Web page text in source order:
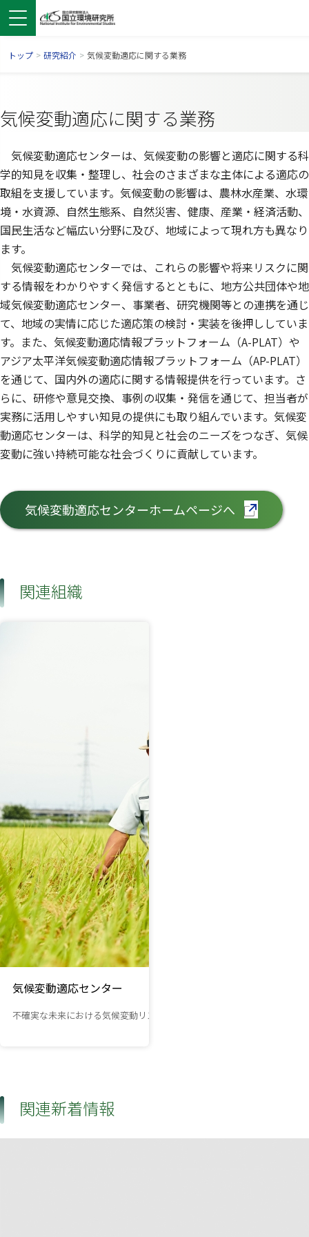
ウで開きます）
ンドウで開きます）
ウインドウで開きます）
トップ > 研究紹介 > 気候変動適応に関する業務
気候変動適応に関する業務
気候変動適応センターは、気候変動の影響と適応に関する科
学的知見を収集・整理し、社会のさまざまな主体による適応の
取組を支援しています。気候変動の影響は、農林水産業、水環
境・水資源、自然生態系、自然災害、健康、産業・経済活動、
国民生活など幅広い分野に及び、地域によって現れ方も異なり
ます。
気候変動適応センターでは、これらの影響や将来リスクに関
する情報をわかりやすく発信するとともに、地方公共団体や地
域気候変動適応センター、事業者、研究機関等との連携を通じ
て、地域の実情に応じた適応策の検討・実装を後押ししていま
す。また、気候変動適応情報プラットフォーム（A-PLAT）や
アジア太平洋気候変動適応情報プラットフォーム（AP-PLAT）
を通じて、国内外の適応に関する情報提供を行っています。さ
らに、研修や意見交換、事例の収集・発信を通じて、担当者が
実務に活用しやすい知見の提供にも取り組んでいます。気候変
動適応センターは、科学的知見と社会のニーズをつなぎ、気候
変動に強い持続可能な社会づくりに貢献しています。
気候変動適応センターホームページへ
関連組織
気候変動適応センター
不確実な未来における気候変動リスクへの対策、気候変動適応の推進に
関連新着情報
NEW